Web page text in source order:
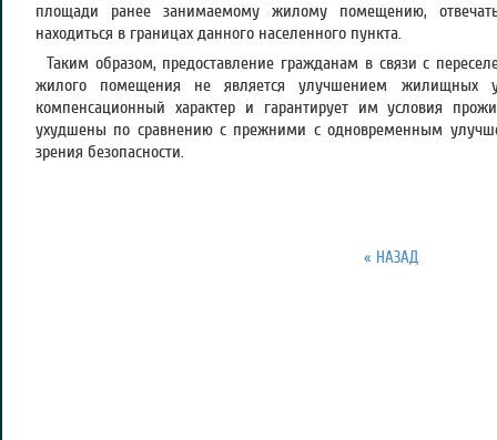
площади ранее занимаемому жилому помещению,
находиться в границах данного населенного пункта.
Таким образом, предоставление гражданам в связи с
жилого помещения не является улучшением жилищных
компенсационный характер и гарантирует им условия
ухудшены по сравнению с прежними с одновременным
зрения безопасности.
« НАЗАД